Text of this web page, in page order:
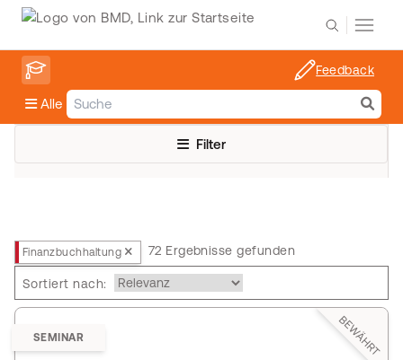
Alle
Feedback
Filter
Finanzbuchhaltung 72 Ergebnisse gefunden
Sortiert nach:
BEWÄHRT
SEMINAR